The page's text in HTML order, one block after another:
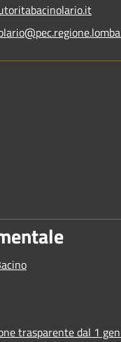
trasparente dal 1